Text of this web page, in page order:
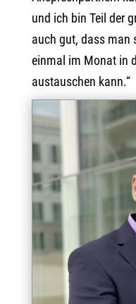
und ich bin Teil der
auch gut, dass man
einmal im Monat in
austauschen kann.“